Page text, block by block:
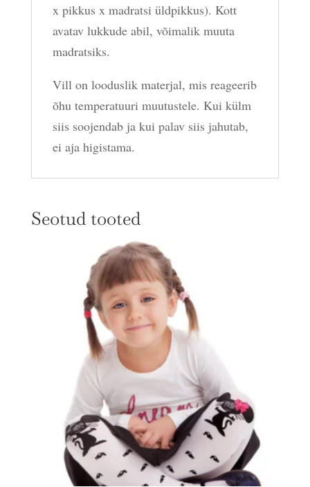
x pikkus x madratsi üldpikkus). Kott
avatav lukkude abil, võimalik muuta
madratsiks.
Vill on looduslik materjal, mis reageerib
õhu temperatuuri muutustele. Kui külm
siis soojendab ja kui palav siis jahutab,
ei aja higistama.
Seotud tooted